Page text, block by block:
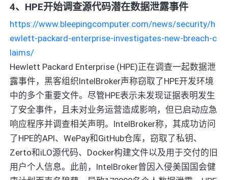
4、HPE开始调查源代码潜在数据泄露事件
https://www.bleepingcomputer.com/news/security/h
ewlett-packard-enterprise-investigates-new-breach-c
laims/
Hewlett Packard Enterprise (HPE)正在调查一起数据泄
露事件，黑客组织IntelBroker声称窃取了HPE开发环境
中的多个重要文件。尽管HPE表示未发现证据表明发生
了安全事件，且未对业务运营造成影响，但已启动应急
响应程序并调查相关声明。IntelBroker称，其成功访问
了HPE的API、WePay和GitHub仓库，窃取了私钥、
Zerto和iLO源代码、Docker构建文件以及用于交付的旧
用户个人信息。此前，IntelBroker曾因入侵美国国会健